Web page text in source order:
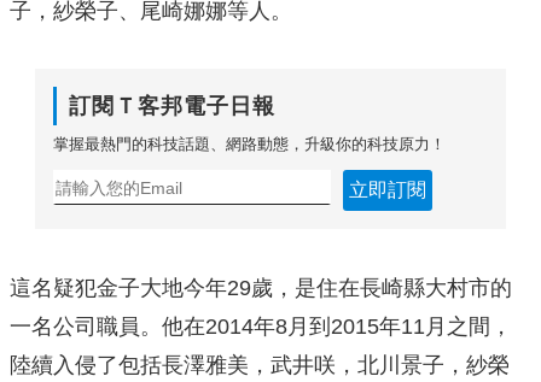
子，紗榮子、尾崎娜娜等人。
訂閱Ｔ客邦電子日報
掌握最熱門的科技話題、網路動態，升級你的科技原力！
立即訂閱
這名疑犯金子大地今年29歲，是住在長崎縣大村市的
一名公司職員。他在2014年8月到2015年11月之間，
陸續入侵了包括長澤雅美，武井咲，北川景子，紗榮